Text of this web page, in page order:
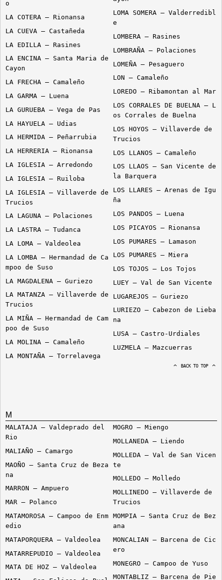
o
LA COTERA – Rionansa
LA CUEVA – Castañeda
LA EDILLA – Rasines
LA ENCINA – Santa Maria de
Cayon
LA FRECHA – Camaleño
LA GARMA – Luena
LA GURUEBA – Vega de Pas
LA HAYUELA – Udias
LA HERMIDA – Peñarrubia
LA HERRERIA – Rionansa
LA IGLESIA – Arredondo
LA IGLESIA – Ruiloba
LA IGLESIA – Villaverde de
Trucios
LA LAGUNA – Polaciones
LA LASTRA – Tudanca
LA LOMA – Valdeolea
LA LOMBA – Hermandad de Ca
mpoo de Suso
LA MAGDALENA – Guriezo
LA MATANZA – Villaverde de
Trucios
LA MIÑA – Hermandad de Cam
poo de Suso
LA MOLINA – Camaleño
LA MONTAÑA – Torrelavega
LOMA SOMERA – Valderredibl
e
LOMBERA – Rasines
LOMBRAÑA – Polaciones
LOMEÑA – Pesaguero
LON – Camaleño
LOREDO – Ribamontan al Mar
LOS CORRALES DE BUELNA – L
os Corrales de Buelna
LOS HOYOS – Villaverde de
Trucios
LOS LLANOS – Camaleño
LOS LLAOS – San Vicente de
la Barquera
LOS LLARES – Arenas de Igu
ña
LOS PANDOS – Luena
LOS PICAYOS – Rionansa
LOS PUMARES – Lamason
LOS PUMARES – Miera
LOS TOJOS – Los Tojos
LUEY – Val de San Vicente
LUGAREJOS – Guriezo
LURIEZO – Cabezon de Lieba
na
LUSA – Castro-Urdiales
LUZMELA – Mazcuerras
BACK TO TOP
M
MALATAJA – Valdeprado del
Rio
MALIAÑO – Camargo
MAOÑO – Santa Cruz de Beza
na
MARRON – Ampuero
MAR – Polanco
MATAMOROSA – Campoo de Enm
edio
MATAPORQUERA – Valdeolea
MATARREPUDIO – Valdeolea
MATA DE HOZ – Valdeolea
MOGRO – Miengo
MOLLANEDA – Liendo
MOLLEDA – Val de San Vicen
te
MOLLEDO – Molledo
MOLLINEDO – Villaverde de
Trucios
MOMPIA – Santa Cruz de Bez
ana
MONCALIAN – Barcena de Cic
ero
MONEGRO – Campoo de Yuso
MONTABLIZ – Barcena de Pie